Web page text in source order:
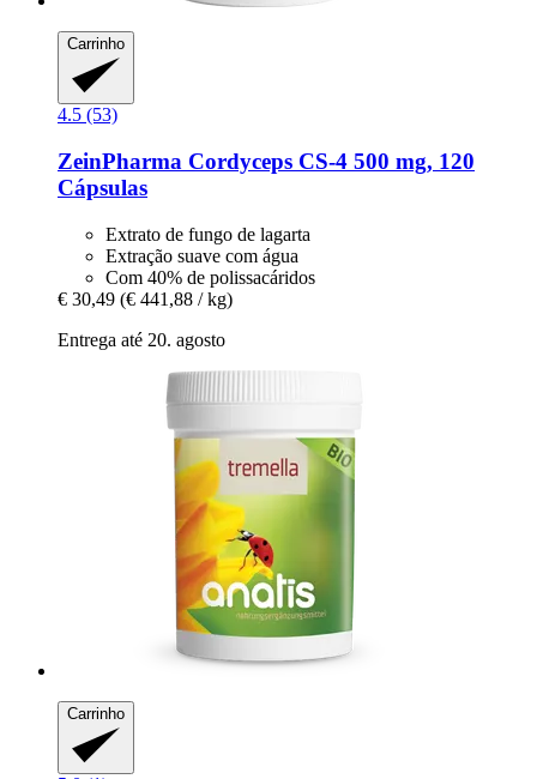
Carrinho
4.5 (53)
ZeinPharma Cordyceps CS-​4 500 mg, 120
Cápsulas
Extrato de fungo de lagarta
Extração suave com água
Com 40% de polissacáridos
€ 30,49 (€ 441,88 / kg)
Entrega até 20. agosto
Carrinho